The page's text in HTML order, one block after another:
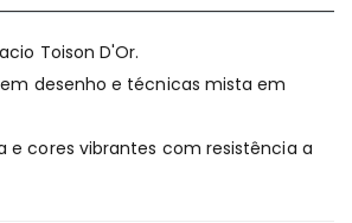
Toison D'Or.
desenho e técnicas mista em
e cores vibrantes com resistência a